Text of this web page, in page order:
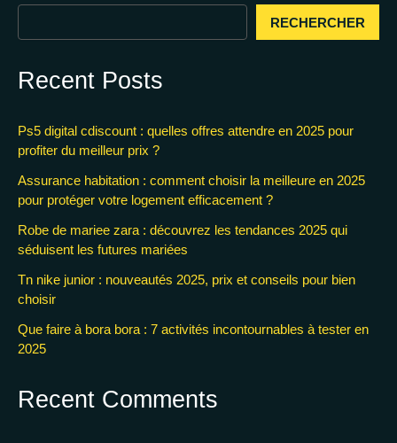
RECHERCHER
Recent Posts
Ps5 digital cdiscount : quelles offres attendre en 2025 pour
profiter du meilleur prix ?
Assurance habitation : comment choisir la meilleure en 2025
pour protéger votre logement efficacement ?
Robe de mariee zara : découvrez les tendances 2025 qui
séduisent les futures mariées
Tn nike junior : nouveautés 2025, prix et conseils pour bien
choisir
Que faire à bora bora : 7 activités incontournables à tester en
2025
Recent Comments